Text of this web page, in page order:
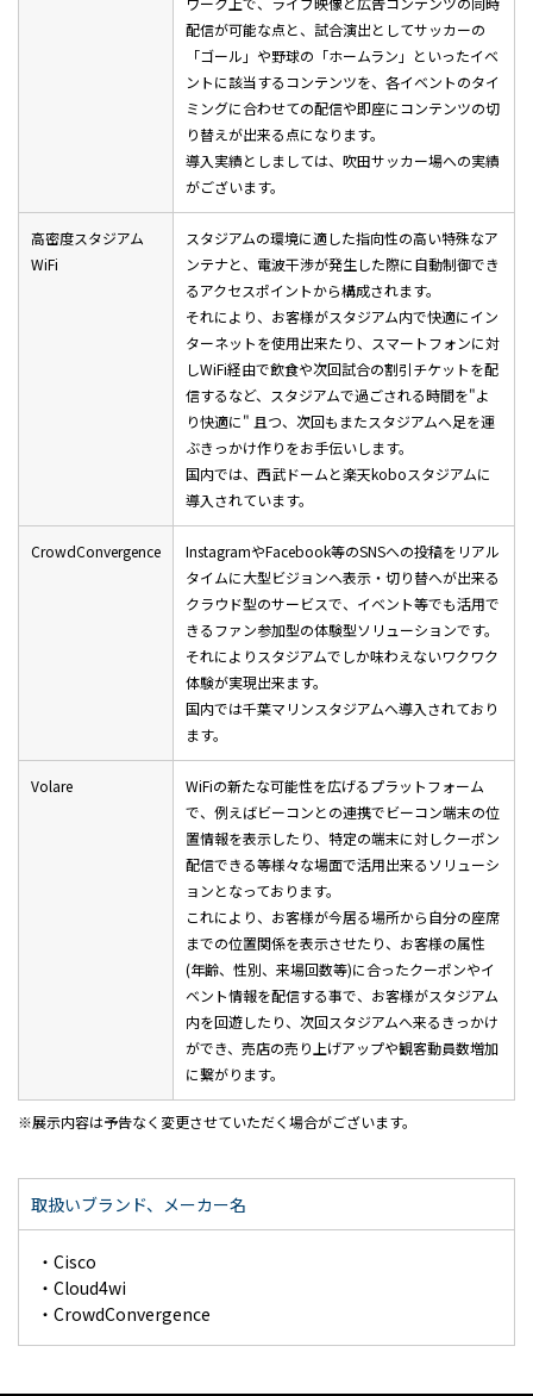
配信が可能な点と、試合演出としてサッカーの
「ゴール」や野球の「ホームラン」といったイベ
ントに該当するコンテンツを、各イベントのタイ
ミングに合わせての配信や即座にコンテンツの切
り替えが出来る点になります。
導入実績としましては、吹田サッカー場への実績
がございます。
高密度スタジアム
WiFi
スタジアムの環境に適した指向性の高い特殊なア
ンテナと、電波干渉が発生した際に自動制御でき
るアクセスポイントから構成されます。
それにより、お客様がスタジアム内で快適にイン
ターネットを使用出来たり、スマートフォンに対
しWiFi経由で飲食や次回試合の割引チケットを配
信するなど、スタジアムで過ごされる時間を"よ
り快適に" 且つ、次回もまたスタジアムへ足を運
ぶきっかけ作りをお手伝いします。
国内では、西武ドームと楽天koboスタジアムに
導入されています。
CrowdConvergence
InstagramやFacebook等のSNSへの投稿をリアル
タイムに大型ビジョンへ表示・切り替へが出来る
クラウド型のサービスで、イベント等でも活用で
きるファン参加型の体験型ソリューションです。
それによりスタジアムでしか味わえないワクワク
体験が実現出来ます。
国内では千葉マリンスタジアムへ導入されており
ます。
Volare
WiFiの新たな可能性を広げるプラットフォーム
で、例えばビーコンとの連携でビーコン端末の位
置情報を表示したり、特定の端末に対しクーポン
配信できる等様々な場面で活用出来るソリューシ
ョンとなっております。
これにより、お客様が今居る場所から自分の座席
までの位置関係を表示させたり、お客様の属性
(年齢、性別、来場回数等)に合ったクーポンやイ
ベント情報を配信する事で、お客様がスタジアム
内を回遊したり、次回スタジアムへ来るきっかけ
ができ、売店の売り上げアップや観客動員数増加
に繋がります。
展示内容は予告なく変更させていただく場合がございます。
取扱いブランド、メーカー名
・Cisco
・Cloud4wi
・CrowdConvergence